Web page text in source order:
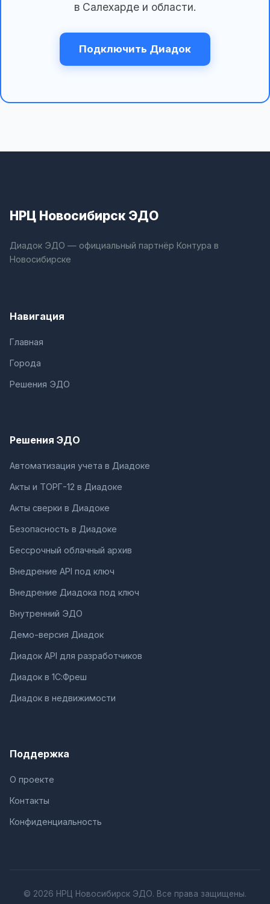
в Салехарде и области.
Подключить Диадок
НРЦ Новосибирск ЭДО
Диадок ЭДО — официальный партнёр Контура в
Новосибирске
Навигация
Главная
Города
Решения ЭДО
Решения ЭДО
Автоматизация учета в Диадоке
Акты и ТОРГ-12 в Диадоке
Акты сверки в Диадоке
Безопасность в Диадоке
Бессрочный облачный архив
Внедрение API под ключ
Внедрение Диадока под ключ
Внутренний ЭДО
Демо-версия Диадок
Диадок API для разработчиков
Диадок в 1С:Фреш
Диадок в недвижимости
Поддержка
О проекте
Контакты
Конфиденциальность
© 2026 НРЦ Новосибирск ЭДО. Все права защищены.